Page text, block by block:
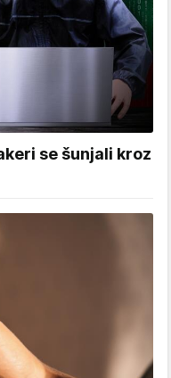
se šunjali kroz